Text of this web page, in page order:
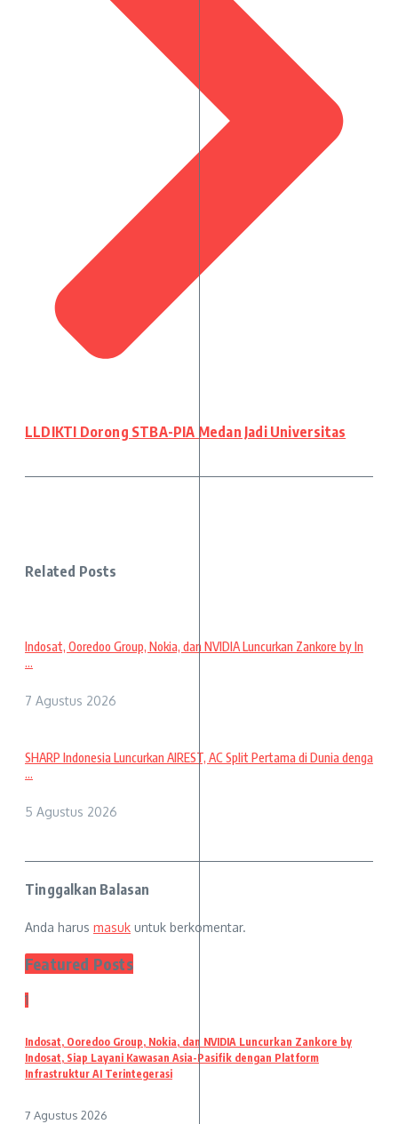
LLDIKTI Dorong STBA-PIA Medan Jadi Universitas
Related Posts
Indosat, Ooredoo Group, Nokia, dan NVIDIA Luncurkan Zankore by In
...
7 Agustus 2026
SHARP Indonesia Luncurkan AIREST, AC Split Pertama di Dunia denga
...
5 Agustus 2026
Tinggalkan Balasan
Anda harus masuk untuk berkomentar.
Featured Posts
1
Indosat, Ooredoo Group, Nokia, dan NVIDIA Luncurkan Zankore by
Indosat, Siap Layani Kawasan Asia-Pasifik dengan Platform
Infrastruktur AI Terintegerasi
7 Agustus 2026